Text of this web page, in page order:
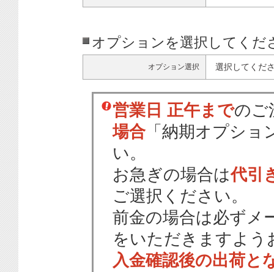
オプションを選択してくだ
オプション選択 選択してくだ
営業日 正午までのご
場合 「納期オプショ
い。
お急ぎの場合は代引
ご選択ください。
前金の場合は必ずメ
をいただきますよう
入金確認後の出荷と